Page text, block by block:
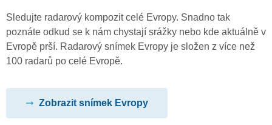
Sledujte radarový kompozit celé Evropy. Snadno tak
poznáte odkud se k nám chystají srážky nebo kde aktuálně v
Evropě prší. Radarový snímek Evropy je složen z více než
100 radarů po celé Evropě.
Zobrazit snímek Evropy